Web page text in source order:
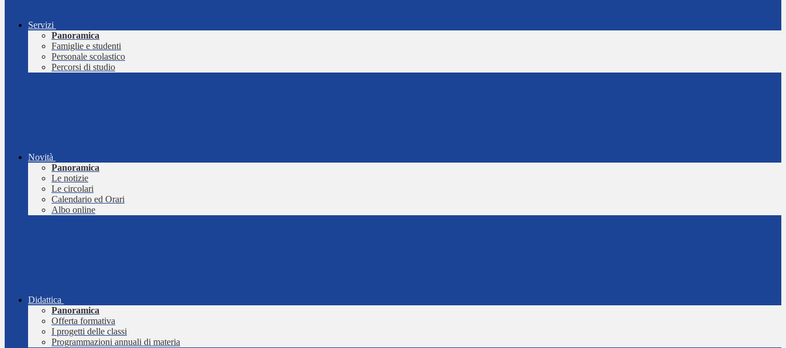
Servizi
Panoramica
Famiglie e studenti
Personale scolastico
Percorsi di studio
Novità
Panoramica
Le notizie
Le circolari
Calendario ed Orari
Albo online
Didattica
Panoramica
Offerta formativa
I progetti delle classi
Programmazioni annuali di materia